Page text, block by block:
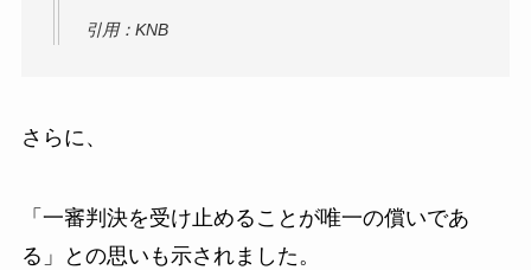
引用：KNB
さらに、
「一審判決を受け止めることが唯一の償いであ
る」との思いも示されました。